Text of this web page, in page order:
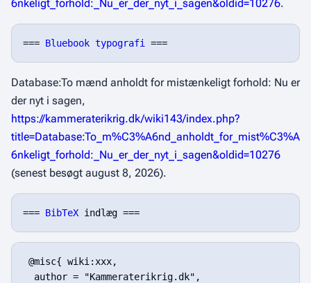
6nkeligt_forhold:_Nu_er_der_nyt_i_sagen&oldid=10276.
=== Bluebook typografi
Database:To mænd anholdt for mistænkeligt forhold: Nu er
der nyt i sagen,
https://kammeraterikrig.dk/wiki143/index.php?
title=Database:To_m%C3%A6nd_anholdt_for_mist%C3%A
6nkeligt_forhold:_Nu_er_der_nyt_i_sagen&oldid=10276
(senest besøgt august 8, 2026).
=== BibTeX
@misc{ wiki:xxx,
  author = "Kammeraterikrig.dk",